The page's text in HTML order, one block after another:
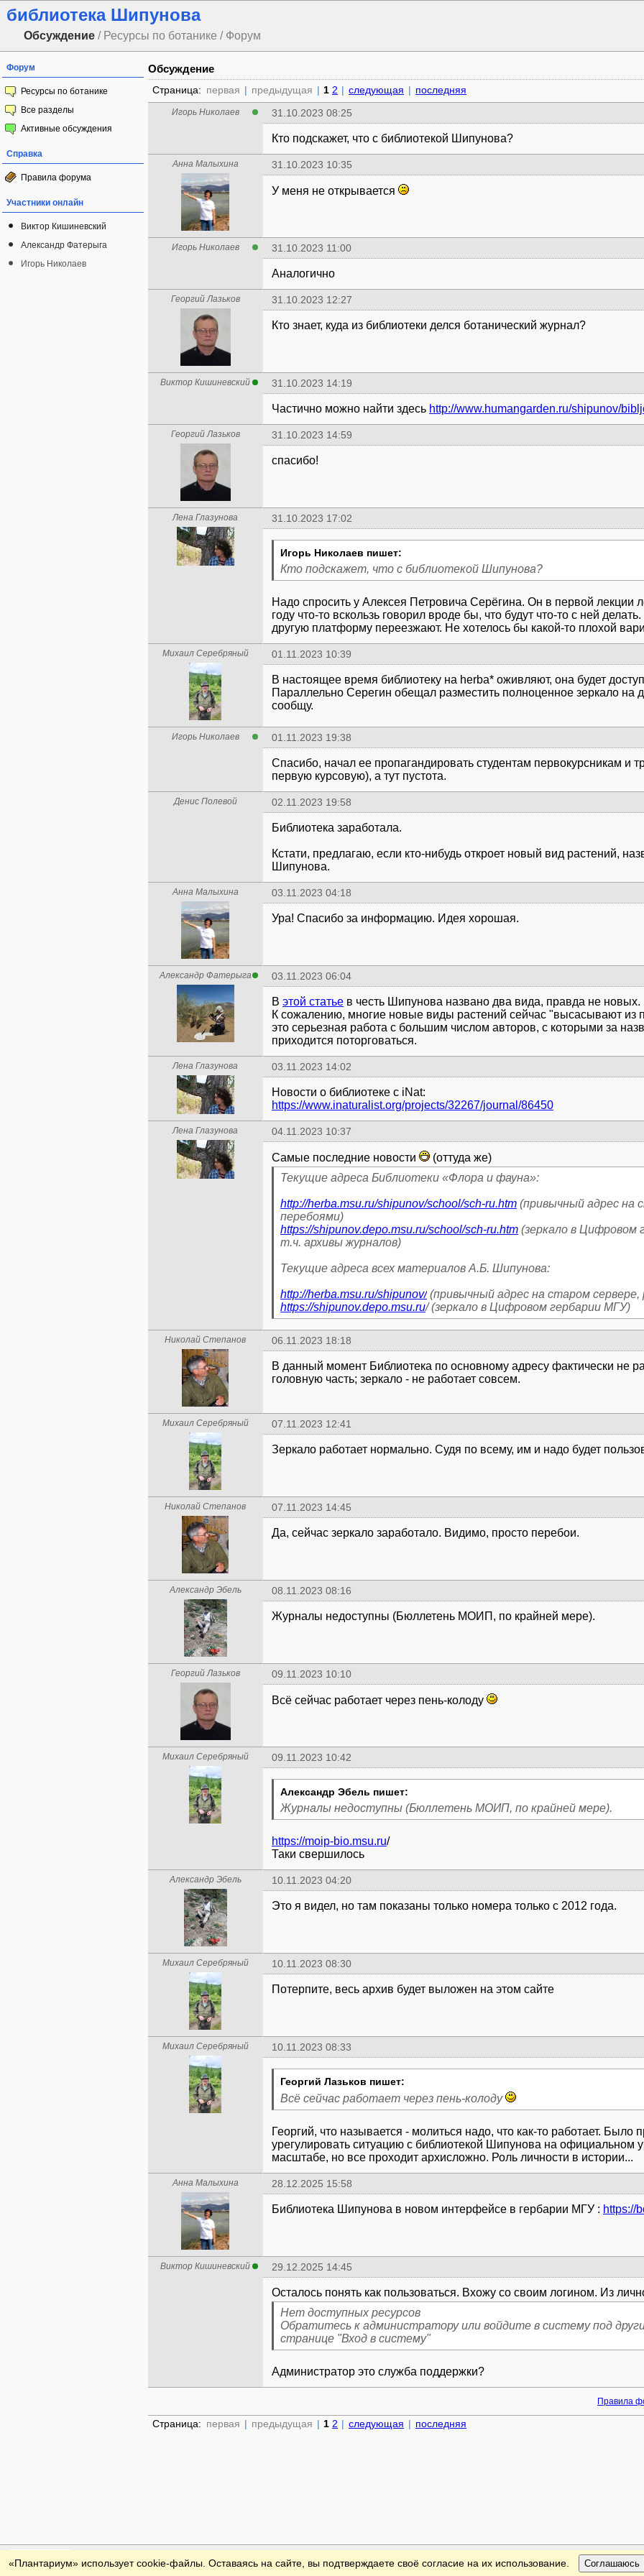
библиотека Шипунова
Обсуждение / Ресурсы по ботанике / Форум
Форум
Ресурсы по ботанике
Все разделы
Активные обсуждения
Справка
Правила форума
Участники онлайн
Виктор Кишиневский
Александр Фатерыга
Игорь Николаев
Обсуждение
Страница: первая | предыдущая | 1 2 | следующая | последняя
Игорь Николаев 31.10.2023 08:25
Кто подскажет, что с библиотекой Шипунова?
Анна Малыхина 31.10.2023 10:35
У меня не открывается
Игорь Николаев 31.10.2023 11:00
Аналогично
Георгий Лазьков 31.10.2023 12:27
Кто знает, куда из библиотеки делся ботанический журнал?
Виктор Кишиневский 31.10.2023 14:19
Частично можно найти здесь http://www.humangarden.ru/shipunov/
Георгий Лазьков 31.10.2023 14:59
cпасибо!
Лена Глазунова 31.10.2023 17:02
Игорь Николаев пишет:
Кто подскажет, что с библиотекой Шипунова?
Надо спросить у Алексея Петровича Серёгина. Он в первой лекции
году что-то вскользь говорил вроде бы, что будут что-то с ней
другую платформу переезжают. Не хотелось бы какой-то плохой
Михаил Серебряный 01.11.2023 10:39
В настоящее время библиотеку на herba* оживляют, она будет
Параллельно Серегин обещал разместить полноценное зеркало на
сообщу.
Игорь Николаев 01.11.2023 19:38
Спасибо, начал ее пропагандировать студентам первокурсникам и
первую курсовую), а тут пустота.
Денис Полевой 02.11.2023 19:58
Библиотека заработала.
Кстати, предлагаю, если кто-нибудь откроет новый вид растений,
Шипунова.
Анна Малыхина 03.11.2023 04:18
Ура! Спасибо за информацию. Идея хорошая.
Александр Фатерыга 03.11.2023 06:04
В этой статье в честь Шипунова названо два вида, правда не новых.
К сожалению, многие новые виды растений сейчас "высасывают из
это серьезная работа с большим числом авторов, с которыми за
приходится поторговаться.
Лена Глазунова 03.11.2023 14:02
https://www.inaturalist.org/projects/32267/journal/86450
Лена Глазунова 04.11.2023 10:37
Самые последние новости
(оттуда же)
Текущие адреса Библиотеки «Флора и фауна»:
http://herba.msu.ru/shipunov/school/sch-ru.htm (привычный адрес на
https://shipunov.depo.msu.ru/school/sch-ru.htm (зеркало в Цифровом
т.ч. архивы журналов)
Текущие адреса всех материалов А.Б. Шипунова:
http://herba.msu.ru/shipunov/
https://shipunov.depo.msu.ru/ (зеркало в Цифровом гербарии МГУ)
Николай Степанов 06.11.2023 18:18
В данный момент Библиотека по основному адресу фактически не
головную часть; зеркало - не работает совсем.
Михаил Серебряный 07.11.2023 12:41
Зеркало работает нормально. Судя по всему, им и надо будет
Николай Степанов 07.11.2023 14:45
Да, сейчас зеркало заработало. Видимо, просто перебои.
Александр Эбель 08.11.2023 08:16
Журналы недоступны (Бюллетень МОИП, по крайней мере).
Георгий Лазьков 09.11.2023 10:10
Всё сейчас работает через пень-колоду
Михаил Серебряный 09.11.2023 10:42
Александр Эбель пишет:
Журналы недоступны (Бюллетень МОИП, по крайней мере).
https://moip-bio.msu.ru/
Таки свершилось
Александр Эбель 10.11.2023 04:20
Это я видел, но там показаны только номера только с 2012 года.
Михаил Серебряный 10.11.2023 08:30
Потерпите, весь архив будет выложен на этом сайте
Михаил Серебряный 10.11.2023 08:33
Георгий Лазьков пишет:
Всё сейчас работает через пень-колоду
Георгий, что называется - молиться надо, что как-то работает. Было
урегулировать ситуацию с библиотекой Шипунова на официальном
масштабе, но все проходит архисложно. Роль личности в истории...
Анна Малыхина 28.12.2025 15:58
Библиотека Шипунова в новом интерфейсе в гербарии МГУ : https://
Виктор Кишиневский 29.12.2025 14:45
Нет доступных ресурсов
Обратитесь к администратору или войдите в систему под
странице "Вход в систему"
Администратор это служба поддержки?
Правила
Страница: первая | предыдущая | 1 2 | следующая | последняя
Обратная связь
«Плантариум» использует cookie-файлы. Оставаясь на сайте, вы подтверждаете своё согласие на их использование. Соглашаюсь